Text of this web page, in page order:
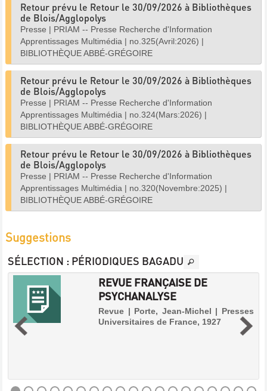
Retour prévu le Retour le 30/09/2026 à Bibliothèques
de Blois/Agglopolys
Presse | PRIAM -- Presse Recherche d'Information
Apprentissages Multimédia | no.325(Avril:2026) |
BIBLIOTHÈQUE ABBÉ-GRÉGOIRE
Retour prévu le Retour le 30/09/2026 à Bibliothèques
de Blois/Agglopolys
Presse | PRIAM -- Presse Recherche d'Information
Apprentissages Multimédia | no.324(Mars:2026) |
BIBLIOTHÈQUE ABBÉ-GRÉGOIRE
Retour prévu le Retour le 30/09/2026 à Bibliothèques
de Blois/Agglopolys
Presse | PRIAM -- Presse Recherche d'Information
Apprentissages Multimédia | no.320(Novembre:2025) |
BIBLIOTHÈQUE ABBÉ-GRÉGOIRE
Suggestions
SÉLECTION : PÉRIODIQUES BAGADU
REVUE FRANÇAISE DE
PSYCHANALYSE
Revue | Porte, Jean-Michel | Presses
Universitaires de France, 1927